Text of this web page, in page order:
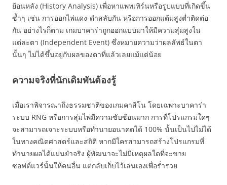
ย้อนหลัง (History Analysis) เพื่อหาแพทเทิร์นหรือรูปแบบที่เกิดขึ้น
ซ้ำๆ เช่น การออกไพ่แดง-ดำสลับกัน หรือการออกแต้มสูงต่ำติดต่อ
กัน อย่างไรก็ตาม เกมบาคาร่าถูกออกแบบมาให้มีความสุ่มสูงใน
แต่ละตา (Independent Event) ซึ่งหมายความว่าผลลัพธ์ในตา
นั้นๆ ไม่ได้ขึ้นอยู่กับผลของตาที่แล้วเลยแม้แต่น้อย
ความจริงที่นักเดิมพันต้องรู้
เมื่อเราพิจารณาถึงธรรมชาติของเกมคาสิโน โดยเฉพาะบาคาร่า
ระบบ RNG หรือการสุ่มไพ่มีความซับซ้อนมาก การที่โปรแกรมใดๆ
จะสามารถเจาะระบบหรือทำนายอนาคตได้ 100% นั้นเป็นไปไม่ได้
ในทางคณิตศาสตร์และสถิติ หากมีใครสามารถสร้างโปรแกรมที่
ทำนายผลได้แม่นยำจริง ผู้พัฒนาจะไม่มีเหตุผลใดที่จะขาย
ซอฟต์แวร์นั้นให้คนอื่น แต่กลับเก็บไว้เล่นเองเพื่อร่ำรวย